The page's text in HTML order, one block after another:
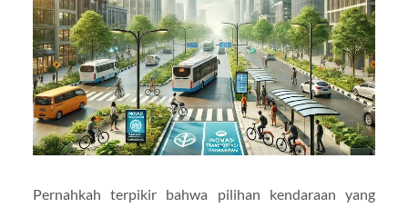
Pernahkah terpikir bahwa pilihan kendaraan yang